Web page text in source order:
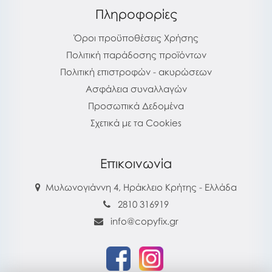
Πληροφορίες
Όροι προϋποθέσεις Χρήσης
Πολιτική παράδοσης προϊόντων
Πολιτική επιστροφών - ακυρώσεων
Ασφάλεια συναλλαγών
Προσωπικά Δεδομένα
Σχετικά με τα Cookies
Επικοινωνία
Μυλωνογιάννη 4, Ηράκλειο Κρήτης - Ελλάδα
2810 316919
info@copyfix.gr